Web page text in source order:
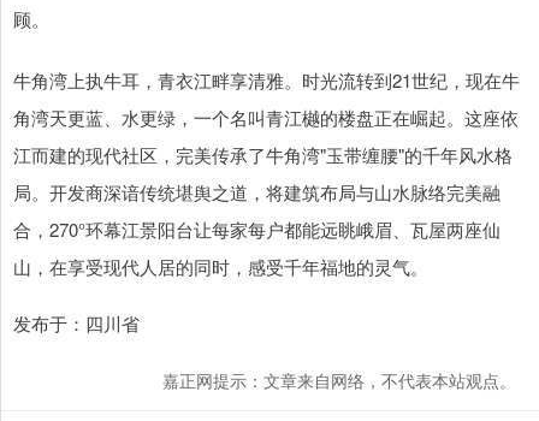
顾。
牛角湾上执牛耳，青衣江畔享清雅。时光流转到21世纪，现在牛
角湾天更蓝、水更绿，一个名叫青江樾的楼盘正在崛起。这座依
江而建的现代社区，完美传承了牛角湾"玉带缠腰"的千年风水格
局。开发商深谙传统堪舆之道，将建筑布局与山水脉络完美融
合，270°环幕江景阳台让每家每户都能远眺峨眉、瓦屋两座仙
山，在享受现代人居的同时，感受千年福地的灵气。
发布于：四川省
嘉正网提示：文章来自网络，不代表本站观点。